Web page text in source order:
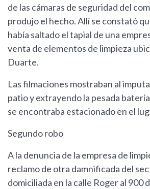
de las cámaras de seguridad del
produjo el hecho. Allí se constató
había saltado el tapial de una
venta de elementos de limpieza
Duarte.
Las filmaciones mostraban al
patio y extrayendo la pesada
se encontraba estacionado en el
Segundo robo
A la denuncia de la empresa de
reclamo de otra damnificada del
domiciliada en la calle Roger al 900